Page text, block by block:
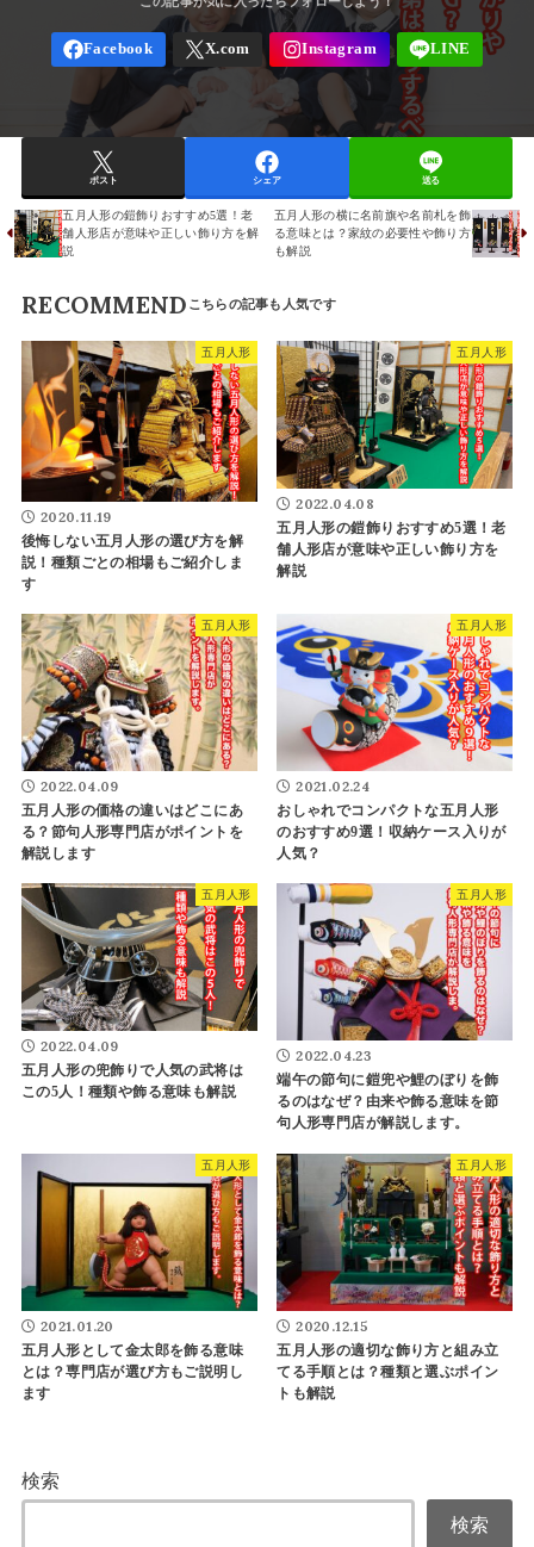
ポスト シェア 送る
五月人形の鎧飾りおすすめ5選！老
舗人形店が意味や正しい飾り方を解
説
五月人形の横に名前旗や名前札を飾
る意味とは？家紋の必要性や飾り方
も解説
RECOMMEND
五月人形
2020.11.19
後悔しない五月人形の選び方を解
説！種類ごとの相場もご紹介しま
す
五月人形
2022.04.08
五月人形の鎧飾りおすすめ5選！老
舗人形店が意味や正しい飾り方を
解説
五月人形
2022.04.09
五月人形の価格の違いはどこにあ
る？節句人形専門店がポイントを
解説します
五月人形
2021.02.24
おしゃれでコンパクトな五月人形
のおすすめ9選！収納ケース入りが
人気？
五月人形
2022.04.09
五月人形の兜飾りで人気の武将は
この5人！種類や飾る意味も解説
五月人形
2022.04.23
端午の節句に鎧兜や鯉のぼりを飾
るのはなぜ？由来や飾る意味を節
句人形専門店が解説します。
五月人形
2021.01.20
五月人形として金太郎を飾る意味
とは？専門店が選び方もご説明し
ます
五月人形
2020.12.15
五月人形の適切な飾り方と組み立
てる手順とは？種類と選ぶポイン
トも解説
検索
検索